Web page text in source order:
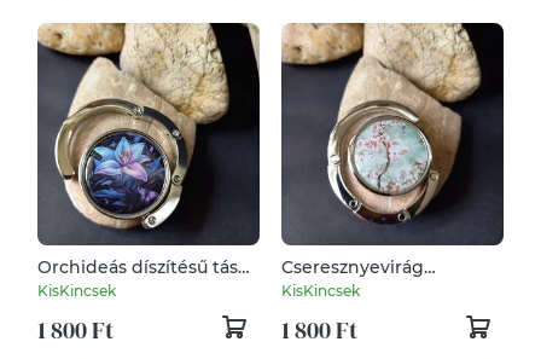
Orchideás díszítésű táska
tartó, akasztó
KisKincsek
1 800 Ft
Cseresznyevirág
díszítésű táska tartó,
KisKincsek
1 800 Ft